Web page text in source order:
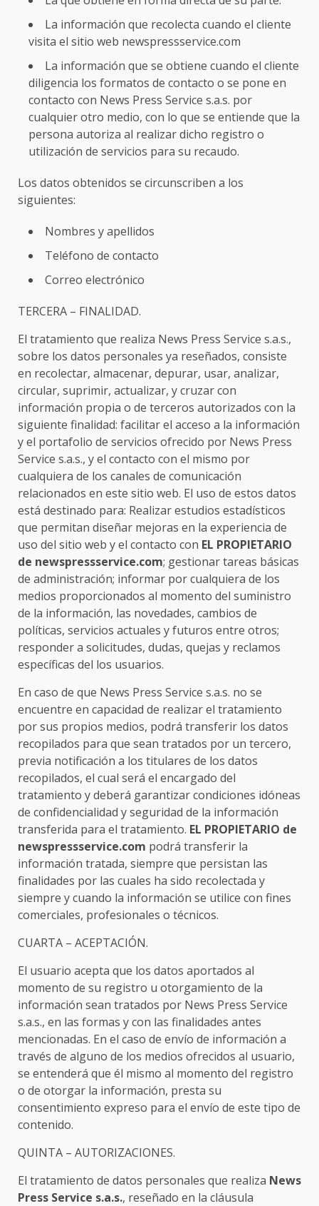
La información que recolecta cuando el cliente
visita el sitio web newspressservice.com
La información que se obtiene cuando el cliente
diligencia los formatos de contacto o se pone en
contacto con News Press Service s.a.s. por
cualquier otro medio, con lo que se entiende que la
persona autoriza al realizar dicho registro o
utilización de servicios para su recaudo.
Los datos obtenidos se circunscriben a los
siguientes:
Nombres y apellidos
Teléfono de contacto
Correo electrónico
TERCERA – FINALIDAD.
El tratamiento que realiza News Press Service s.a.s.,
sobre los datos personales ya reseñados, consiste
en recolectar, almacenar, depurar, usar, analizar,
circular, suprimir, actualizar, y cruzar con
información propia o de terceros autorizados con la
siguiente finalidad: facilitar el acceso a la información
y el portafolio de servicios ofrecido por News Press
Service s.a.s., y el contacto con el mismo por
cualquiera de los canales de comunicación
relacionados en este sitio web. El uso de estos datos
está destinado para: Realizar estudios estadísticos
que permitan diseñar mejoras en la experiencia de
uso del sitio web y el contacto con EL PROPIETARIO
de newspressservice.com; gestionar tareas básicas
de administración; informar por cualquiera de los
medios proporcionados al momento del suministro
de la información, las novedades, cambios de
políticas, servicios actuales y futuros entre otros;
responder a solicitudes, dudas, quejas y reclamos
específicas del los usuarios.
En caso de que News Press Service s.a.s. no se
encuentre en capacidad de realizar el tratamiento
por sus propios medios, podrá transferir los datos
recopilados para que sean tratados por un tercero,
previa notificación a los titulares de los datos
recopilados, el cual será el encargado del
tratamiento y deberá garantizar condiciones idóneas
de confidencialidad y seguridad de la información
transferida para el tratamiento. EL PROPIETARIO de
newspressservice.com podrá transferir la
información tratada, siempre que persistan las
finalidades por las cuales ha sido recolectada y
siempre y cuando la información se utilice con fines
comerciales, profesionales o técnicos.
CUARTA – ACEPTACIÓN.
El usuario acepta que los datos aportados al
momento de su registro u otorgamiento de la
información sean tratados por News Press Service
s.a.s., en las formas y con las finalidades antes
mencionadas. En el caso de envío de información a
través de alguno de los medios ofrecidos al usuario,
se entenderá que él mismo al momento del registro
o de otorgar la información, presta su
consentimiento expreso para el envío de este tipo de
contenido.
QUINTA – AUTORIZACIONES.
El tratamiento de datos personales que realiza News
Press Service s.a.s., reseñado en la cláusula